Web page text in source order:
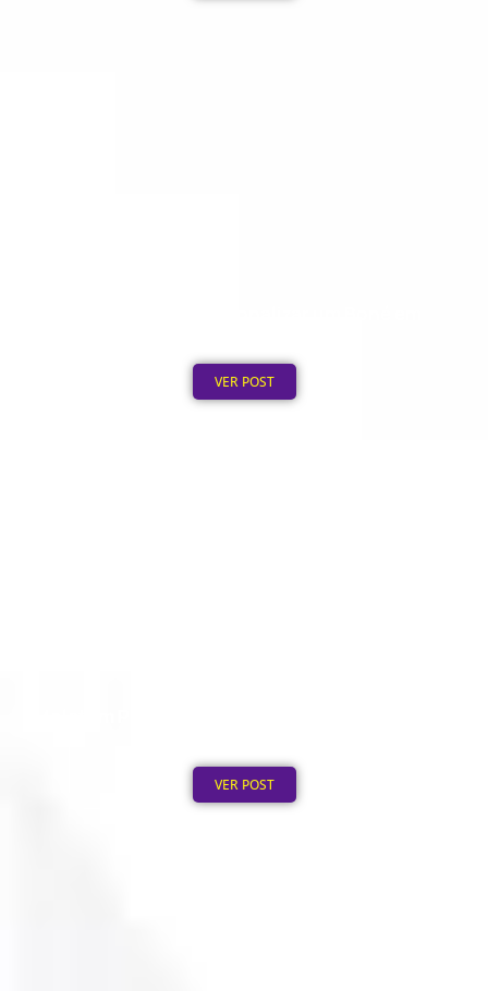
Publicado em: 5 de agosto de 2026
VER POST
Publicado em: 4 de agosto de 2026
VER POST